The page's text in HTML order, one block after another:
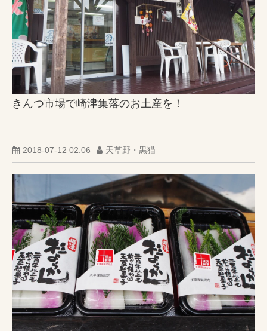
きんつ市場で崎津集落のお土産を！
2018-07-12 02:06 天草野・黒猫